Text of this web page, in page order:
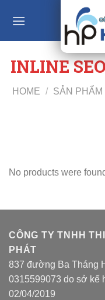
INLINE
HOME / SẢN PHẨM
No products were
CÔNG TY TNHH
PHÁT
837 đường Ba Tháng
0315599073 do sở kế
02/04/2019